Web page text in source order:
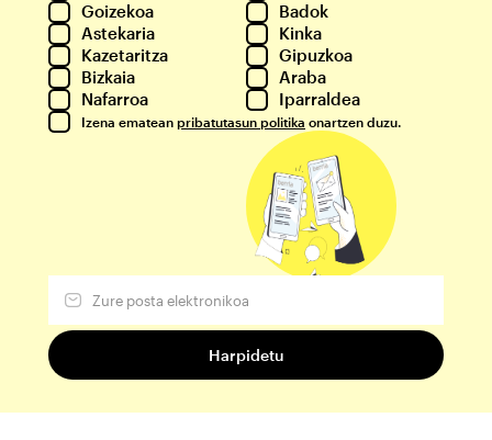
Goizekoa
Badok
Astekaria
Kinka
Kazetaritza
Gipuzkoa
Bizkaia
Araba
Nafarroa
Iparraldea
Izena ematean pribatutasun politika onartzen duzu.